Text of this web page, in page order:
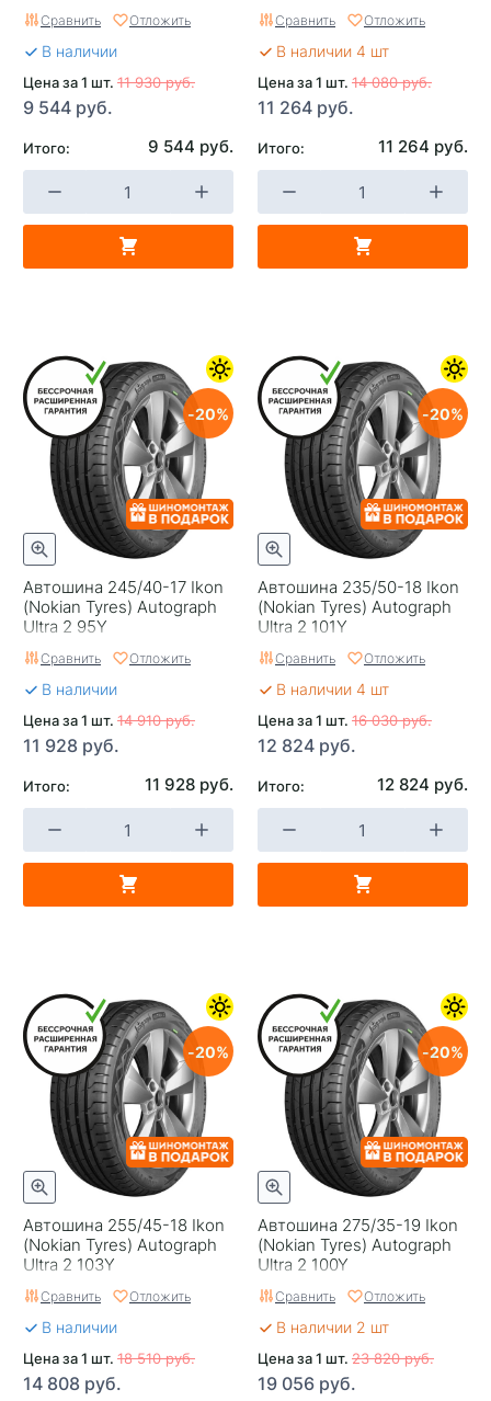
Сравнить Отложить
В наличии
Цена за 1 шт. 11 930 руб.
9 544 руб.
Итого: 9 544 руб.
Сравнить Отложить
В наличии 4 шт
Цена за 1 шт. 14 080 руб.
11 264 руб.
Итого: 11 264 руб.
Автошина 245/40-17 Ikon
(Nokian Tyrеs) Autograph
Ultra 2 95Y
20
Сравнить Отложить
В наличии
Цена за 1 шт. 14 910 руб.
11 928 руб.
Итого: 11 928 руб.
Автошина 235/50-18 Ikon
(Nokian Tyrеs) Autograph
Ultra 2 101Y
20
Сравнить Отложить
В наличии 4 шт
Цена за 1 шт. 16 030 руб.
12 824 руб.
Итого: 12 824 руб.
Автошина 255/45-18 Ikon
(Nokian Tyrеs) Autograph
Ultra 2 103Y
20
Сравнить Отложить
В наличии
Цена за 1 шт. 18 510 руб.
14 808 руб.
Автошина 275/35-19 Ikon
(Nokian Tyrеs) Autograph
Ultra 2 100Y
20
Сравнить Отложить
В наличии 2 шт
Цена за 1 шт. 23 820 руб.
19 056 руб.